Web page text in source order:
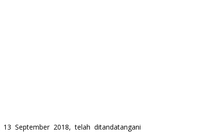
September 2018, telah ditandatangani